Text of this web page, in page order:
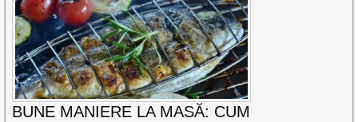
BUNE MANIERE LA MASĂ: CUM